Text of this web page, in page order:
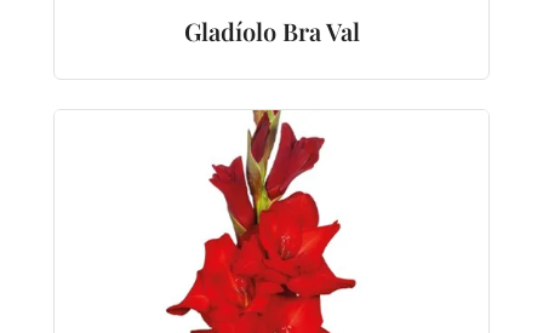
Gladíolo Bra Val